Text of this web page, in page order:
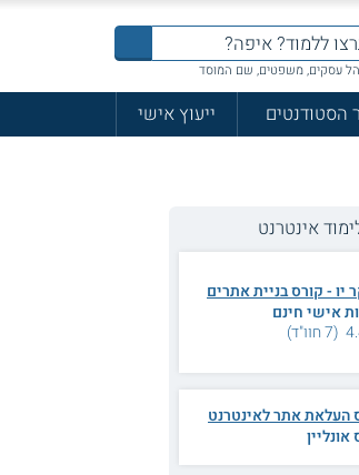
עסקים, משפטים, שם המוסד
הסטודנטים
ייעוץ אישי
אינטרנט
יו - קורס בניית אתרים
אישי חינם
העלאת אתר לאינטרנט
אונליין